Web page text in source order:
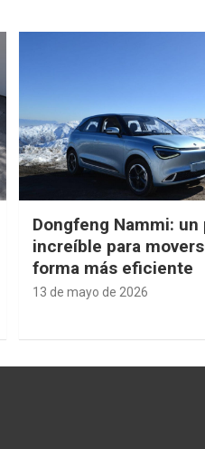
Dongfeng Nammi: un
increíble para
forma más eficiente
13 de mayo de 2026